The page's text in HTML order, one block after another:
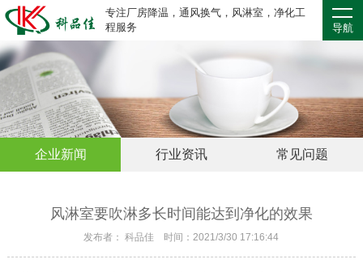
专注厂房降温，通风换气，风淋室，净化工
程服务
导航
企业新闻 行业资讯 常见问题
风淋室要吹淋多长时间能达到净化的效果
发布者： 科品佳 时间：2021/3/30 17:16:44